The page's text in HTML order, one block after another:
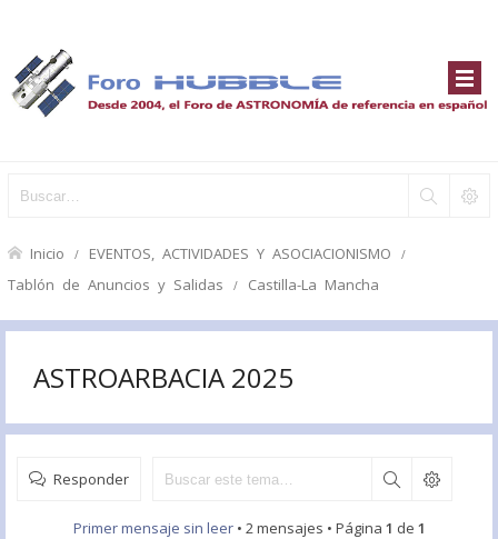
Inicio EVENTOS, ACTIVIDADES Y ASOCIACIONISMO
Tablón de Anuncios y Salidas Castilla-La Mancha
ASTROARBACIA 2025
Responder
Primer mensaje sin leer• 2 mensajes • Página 1 de 1